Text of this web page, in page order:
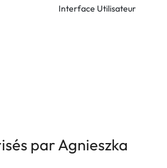
Interface Utilisateur
par Agnieszka